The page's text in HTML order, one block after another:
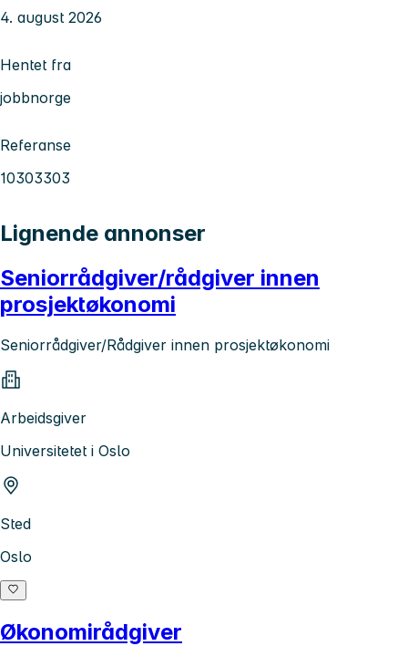
4. august 2026
Hentet fra
jobbnorge
Referanse
10303303
Lignende annonser
Seniorrådgiver/rådgiver innen
prosjektøkonomi
Seniorrådgiver/Rådgiver innen prosjektøkonomi
Arbeidsgiver
Universitetet i Oslo
Sted
Oslo
Økonomirådgiver